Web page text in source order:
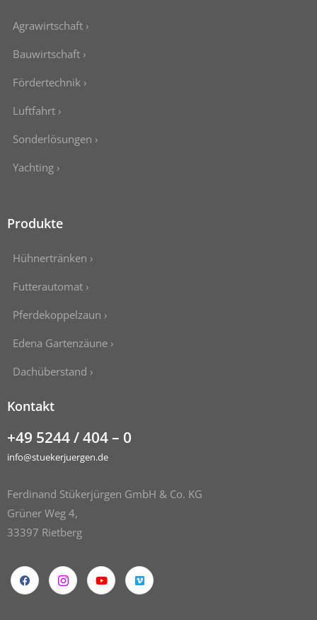
Agrawirtschaft ›
Bauwirtschaft ›
Fördertechnik ›
Luftfahrt ›
Sonderlösungen ›
Yachting ›
Produkte
Hühnertränken ›
Futterautomat ›
Pferdekoppelzaun ›
Edena Gartenzäune ›
Dachüberstand ›
Kontakt
+49 5244 / 404 – 0
info@stuekerjuergen.de
Ferdinand Stükerjürgen GmbH & Co. KG
Grüner Weg 4,
33397 Rietberg